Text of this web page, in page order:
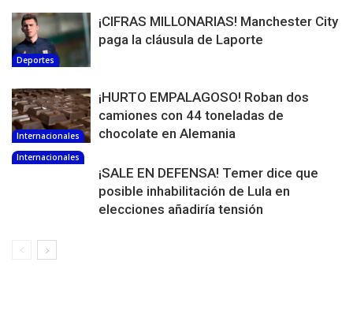
Deportes
¡CIFRAS MILLONARIAS! Manchester City
paga la cláusula de Laporte
Internacionales
¡HURTO EMPALAGOSO! Roban dos
camiones con 44 toneladas de
chocolate en Alemania
Internacionales
¡SALE EN DEFENSA! Temer dice que
posible inhabilitación de Lula en
elecciones añadiría tensión